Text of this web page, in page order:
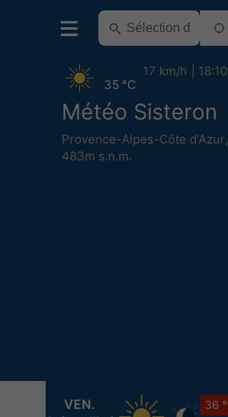
Météo Sisteron
Provence-Alpes-Côte d'Azur
483m s.n.m.
35 °C
17 km/h 18:10
VEN.
36